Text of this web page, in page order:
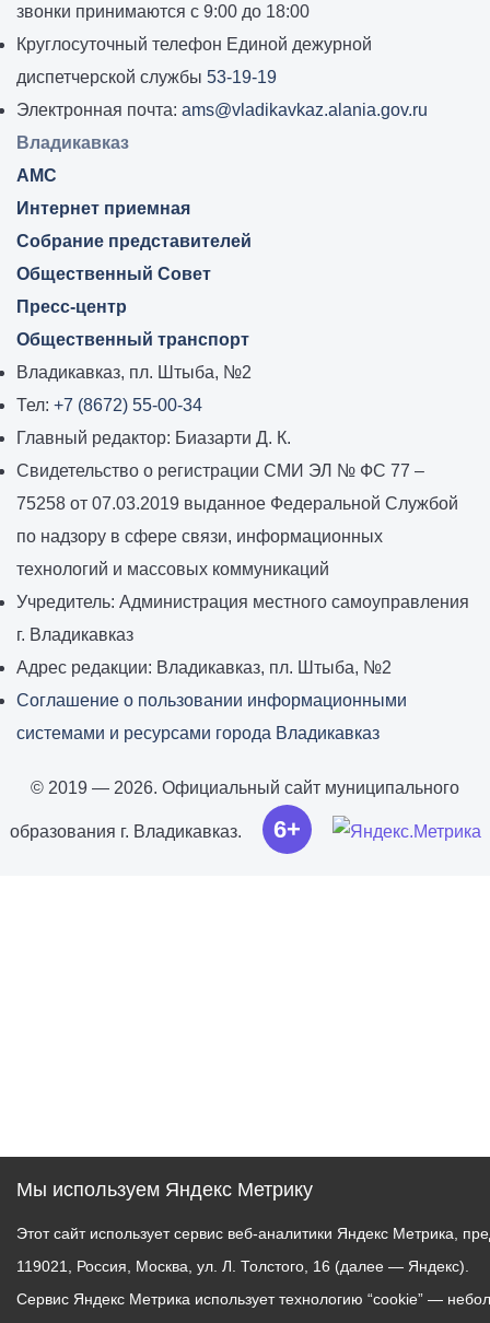
администрации
местного
самоуправления
города
Владикавказ:
звонки принимаются с 9:00 до 18:00
Круглосуточный телефон Единой дежурной
диспетчерской службы 53-19-19
Электронная почта: ams@vladikavkaz.alania.gov.ru
Владикавказ
АМС
Интернет приемная
Собрание представителей
Общественный Совет
Пресс-центр
Общественный транспорт
Владикавказ, пл. Штыба, №2
Тел: +7 (8672) 55-00-34
Главный редактор: Биазарти Д. К.
Свидетельство о регистрации СМИ ЭЛ № ФС 77 –
75258 от 07.03.2019 выданное Федеральной Службой
по надзору в сфере связи, информационных
технологий и массовых коммуникаций
Учредитель: Администрация местного самоуправления
г. Владикавказ
Адрес редакции: Владикавказ, пл. Штыба, №2
Соглашение о пользовании информационными
системами и ресурсами города Владикавказ
© 2019 — 2026. Официальный сайт муниципального
образования г. Владикавказ. 6+
Мы используем Яндекс Метрику
Этот сайт использует сервис веб-аналитики Яндекс Метрика,
119021, Россия, Москва, ул. Л. Толстого, 16 (далее — Яндекс).
Сервис Яндекс Метрика использует технологию “cookie” —